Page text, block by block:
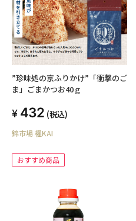
”珍味処の京ふりかけ”「衝撃のご
ま」ごまかつお40ｇ
432 (税込)
錦市場 櫂KAI
おすすめ商品